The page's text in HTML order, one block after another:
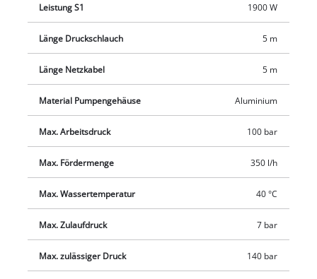
über die Düsen reguliert. An der Aufwickelrolle lässt sich der
vielseitige Aufbewahrungsmöglichkeiten für Düsen, Pistole
und weitere Zubehörteile. Ein Reinigungsmitteltank ist
integriert. Die Lieferung erfolgt inklusive Pistole,
Druckschlauch, Lanze, Punkt-und Breitstrahldüse, rotierender
Düse, Bürste sowie Sprühmittelbehälter und
Terassenreiniger.
Leistung S1 1900 W
Länge Druckschlauch 5 m
Länge Netzkabel 5 m
Material Pumpengehäuse Aluminium
Max. Arbeitsdruck 100 bar
Max. Fördermenge 350 l/h
Max. Wassertemperatur 40 °C
Max. Zulaufdruck 7 bar
Max. zulässiger Druck 140 bar